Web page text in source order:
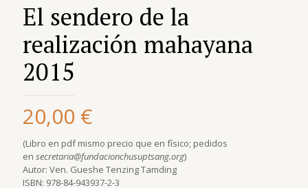
El sendero de la
realización mahayana
2015
20,00 €
(Libro en pdf mismo precio que en físico; pedidos
en secretaria@fundacionchusuptsang.org)
Autor: Ven. Gueshe Tenzing Tamding
ISBN: 978-84-943937-2-3